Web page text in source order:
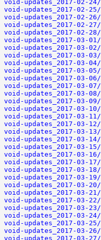
void-updates_2017-02-24/
void-updates_2017-02-25/
void-updates_2017-02-26/
void-updates_2017-02-27/
void-updates_2017-02-28/
void-updates_2017-03-01/
void-updates_2017-03-02/
void-updates_2017-03-03/
void-updates_2017-03-04/
void-updates_2017-03-05/
void-updates_2017-03-06/
void-updates_2017-03-07/
void-updates_2017-03-08/
void-updates_2017-03-09/
void-updates_2017-03-10/
void-updates_2017-03-11/
void-updates_2017-03-12/
void-updates_2017-03-13/
void-updates_2017-03-14/
void-updates_2017-03-15/
void-updates_2017-03-16/
void-updates_2017-03-17/
void-updates_2017-03-18/
void-updates_2017-03-19/
void-updates_2017-03-20/
void-updates_2017-03-21/
void-updates_2017-03-22/
void-updates_2017-03-23/
void-updates_2017-03-24/
void-updates_2017-03-25/
void-updates_2017-03-26/
void-updates_2017-03-27/